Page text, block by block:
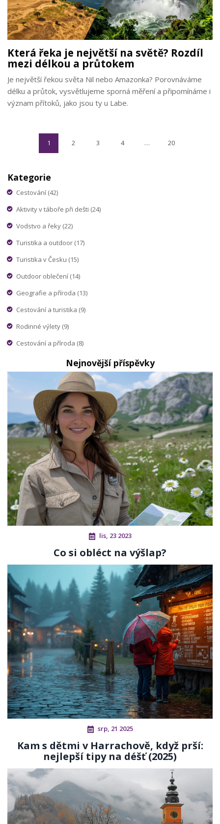
Která řeka je největší na světě? Rozdíl
mezi délkou a průtokem
Je největší řekou světa Nil nebo Amazonka? Porovnáváme
délku a průtok, vysvětlujeme sporná měření a připomínáme i
význam přítoků, jako jsou ty u Labe.
1 2 3 4 … 20
Kategorie
Cestování (42)
Aktivity v táboře při dešti (24)
Vodstvo a řeky (22)
Turistika a outdoor (17)
Turistika v Česku (15)
Outdoor oblečení (14)
Geografie a příroda (13)
Cestování a turistika (9)
Rodinné výlety (9)
Cestování a příroda (8)
Nejnovější příspěvky
lis, 23 2023
Co si obléct na výšlap?
srp, 21 2025
Kam s dětmi v Harrachově, když prší:
nejlepší tipy na déšť (2025)